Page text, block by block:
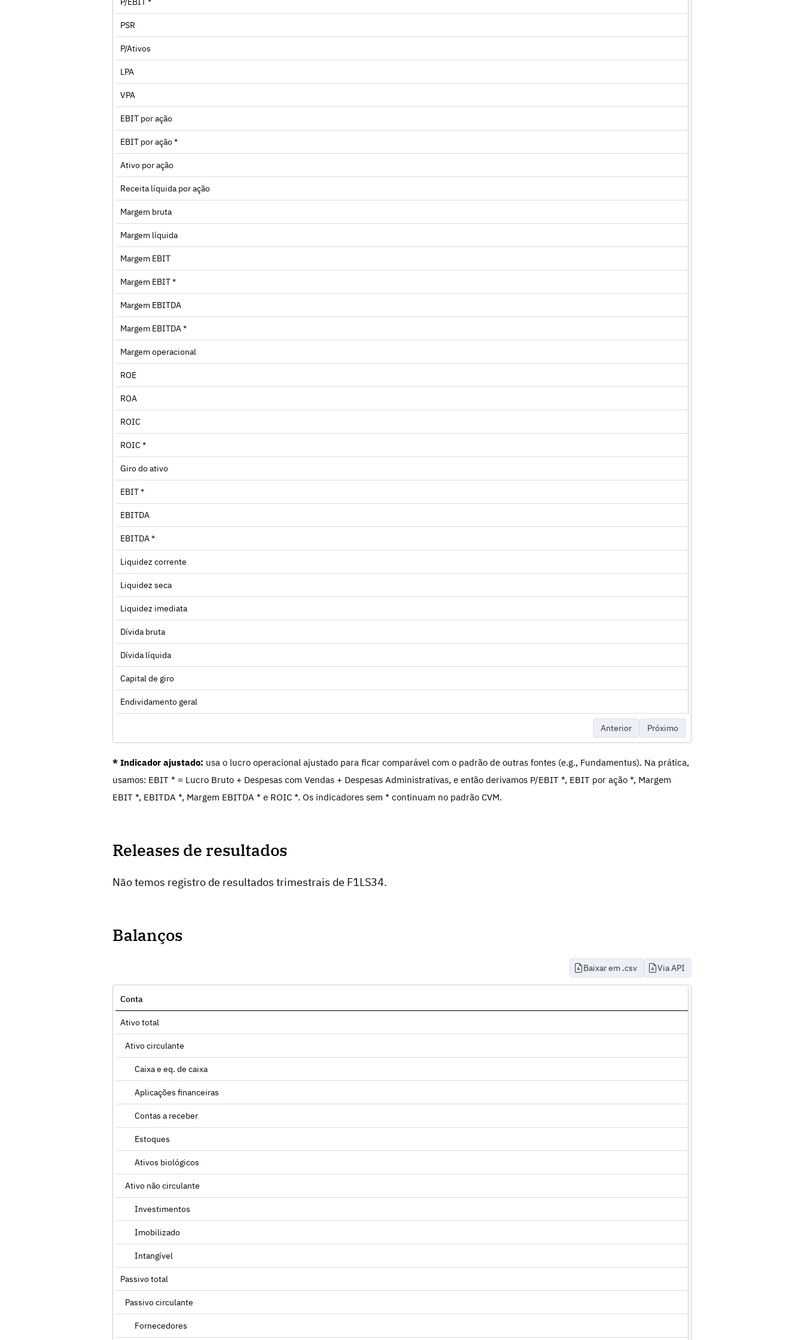
PSR
P/Ativos
LPA
VPA
EBIT por ação
EBIT por ação *
Ativo por ação
Receita líquida por ação
Margem bruta
Margem líquida
Margem EBIT
Margem EBIT *
Margem EBITDA
Margem EBITDA *
Margem operacional
ROE
ROA
ROIC
ROIC *
Giro do ativo
EBIT *
EBITDA
EBITDA *
Liquidez corrente
Liquidez seca
Liquidez imediata
Dívida bruta
Dívida líquida
Capital de giro
Endividamento geral
Anterior Próximo
* Indicador ajustado: usa o lucro operacional ajustado para ficar comparável com o padrão de outras fontes (e.g., Fundamentus). Na prática,
usamos: EBIT * = Lucro Bruto + Despesas com Vendas + Despesas Administrativas, e então derivamos P/EBIT *, EBIT por ação *, Margem
EBIT *, EBITDA *, Margem EBITDA * e ROIC *. Os indicadores sem * continuam no padrão CVM.
Releases de resultados
Não temos registro de resultados trimestrais de F1LS34.
Balanços
Baixar em .csv Via API
Conta
Ativo total
Ativo circulante
Caixa e eq. de caixa
Aplicações financeiras
Contas a receber
Estoques
Ativos biológicos
Ativo não circulante
Investimentos
Imobilizado
Intangível
Passivo total
Passivo circulante
Fornecedores